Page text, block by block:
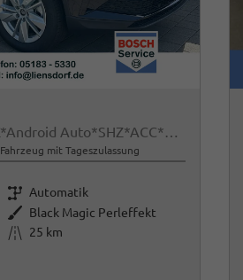
Extra 2.0 TDI DSG 4x4 AHK*Android Auto*SHZ*ACC*Keyless*Kamera*17" LM* 2Z Klimaauto*SUNSET
Fahrzeug mit Tageszulassung
Getriebe Automatik
Außenfarbe Black Magic Perleffekt
Kilometerstand 25 km